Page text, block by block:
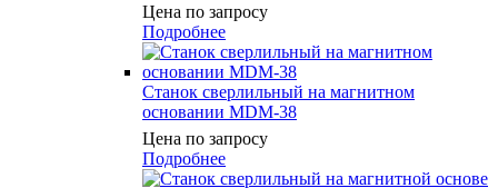
Цена по запросу
Подробнее
Станок сверлильный на магнитном
основании MDM-38
Цена по запросу
Подробнее